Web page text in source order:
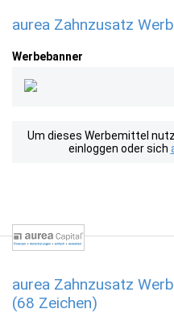
aurea Zahnzusatz
Werbebanner
Um dieses Werbemittel
einloggen oder sich
aurea Zahnzusatz
(68 Zeichen)